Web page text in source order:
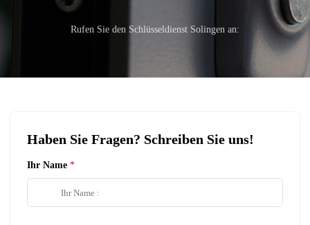
Rufen Sie den Schlüsseldienst Solingen an:
Haben Sie Fragen? Schreiben Sie uns!
Ihr Name